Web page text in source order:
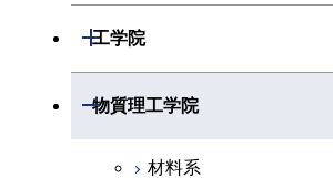
工学院
開閉
機械系
システム制御系
物質理工学院
開閉
材料系